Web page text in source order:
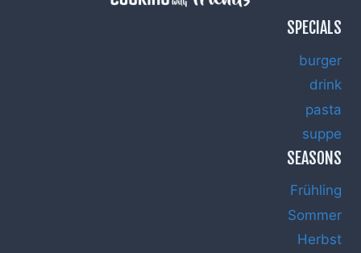
SPECIALS
burger
drink
pasta
suppe
SEASONS
Frühling
Sommer
Herbst